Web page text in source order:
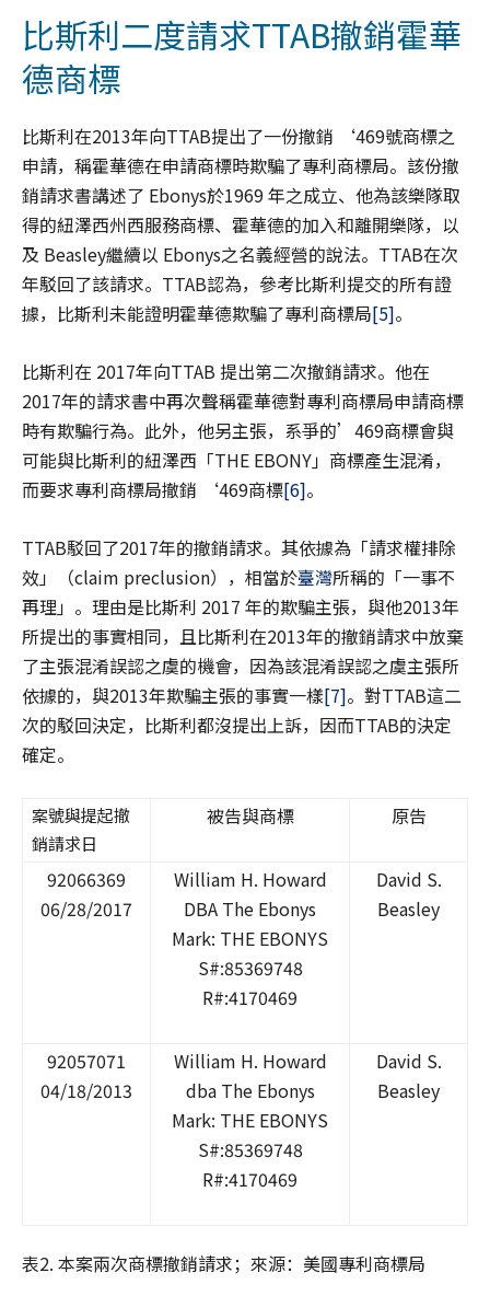
比斯利二度請求TTAB撤銷霍華
德商標
比斯利在2013年向TTAB提出了一份撤銷 ‘469號商標之
申請，稱霍華德在申請商標時欺騙了專利商標局。該份撤
銷請求書講述了 Ebonys於1969 年之成立、他為該樂隊取
得的紐澤西州西服務商標、霍華德的加入和離開樂隊，以
及 Beasley繼續以 Ebonys之名義經營的說法。TTAB在次
年駁回了該請求。TTAB認為，參考比斯利提交的所有證
據，比斯利未能證明霍華德欺騙了專利商標局[5]。
比斯利在 2017年向TTAB 提出第二次撤銷請求。他在
2017年的請求書中再次聲稱霍華德對專利商標局申請商標
時有欺騙行為。此外，他另主張，系爭的’469商標會與
可能與比斯利的紐澤西「THE EBONY」商標產生混淆，
而要求專利商標局撤銷 ‘469商標[6]。
TTAB駁回了2017年的撤銷請求。其依據為「請求權排除
效」（claim preclusion），相當於臺灣所稱的「一事不
再理」。理由是比斯利 2017 年的欺騙主張，與他2013年
所提出的事實相同，且比斯利在2013年的撤銷請求中放棄
了主張混淆誤認之虞的機會，因為該混淆誤認之虞主張所
依據的，與2013年欺騙主張的事實一樣[7]。對TTAB這二
次的駁回決定，比斯利都沒提出上訴，因而TTAB的決定
確定。
案號與提起撤
銷請求日
被告與商標 原告
92066369
06/28/2017
William H. Howard
DBA The Ebonys
Mark: THE EBONYS
S#:85369748
R#:4170469
David S.
Beasley
92057071
04/18/2013
William H. Howard
dba The Ebonys
Mark: THE EBONYS
S#:85369748
R#:4170469
David S.
Beasley
表2. 本案兩次商標撤銷請求；來源：美國專利商標局